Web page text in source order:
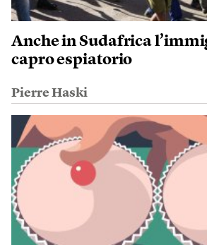
Anche in Sudafrica
capro espiatorio
Pierre Haski